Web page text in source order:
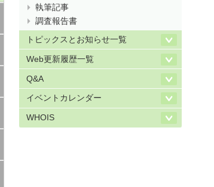
執筆記事
調査報告書
トピックスとお知らせ一覧
Web更新履歴一覧
Q&A
イベントカレンダー
WHOIS